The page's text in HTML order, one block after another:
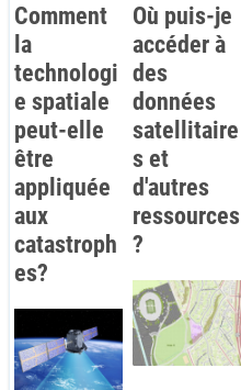
Comment
la
technologi
e spatiale
peut-elle
être
appliquée
aux
catastroph
es?
Où puis-je
accéder à
des
données
satellitaire
s et
d'autres
ressources
?